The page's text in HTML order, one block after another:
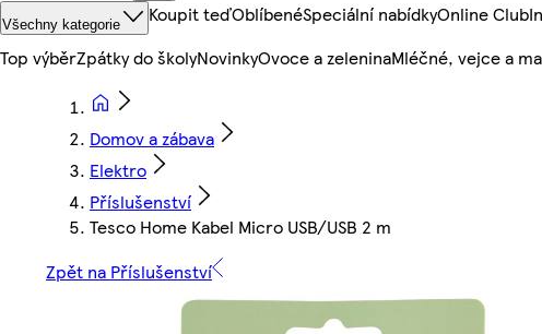
Všechny kategorie Koupit teďOblíbenéSpeciální nabídkyOnline Club
Top výběrZpátky do školyNovinkyOvoce a zeleninaMléčné, vejce a
Domov a zábava
Elektro
Příslušenství
Tesco Home Kabel Micro USB/USB 2 m
Zpět na Příslušenství